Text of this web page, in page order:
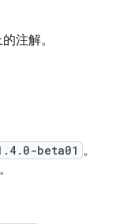
注解。
beta01 。
。